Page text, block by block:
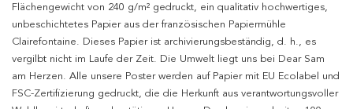
Flächengewicht von 240 g/m² gedruckt, ein qualitativ hochwertiges,
unbeschichtetes Papier aus der französischen Papiermühle
Clairefontaine. Dieses Papier ist archivierungsbeständig, d. h., es
vergilbt nicht im Laufe der Zeit. Die Umwelt liegt uns bei Dear Sam
am Herzen. Alle unsere Poster werden auf Papier mit EU Ecolabel und
FSC-Zertifizierung gedruckt, die die Herkunft aus verantwortungsvoller